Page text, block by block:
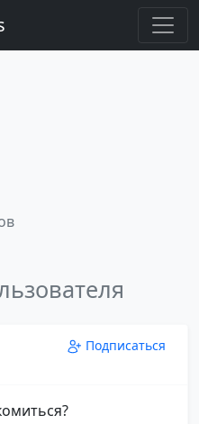
Подписаться